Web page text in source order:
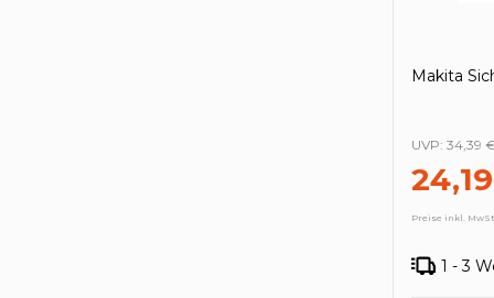
Makita
UVP: 34,39
Preise inkl.
1 - 3